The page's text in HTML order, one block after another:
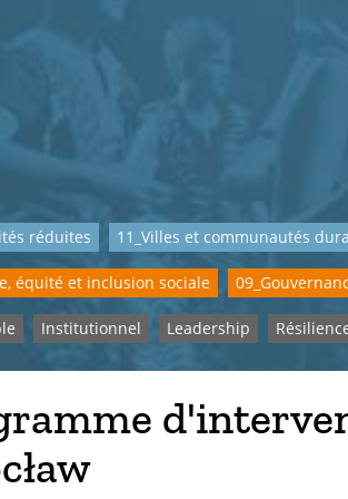
réduites 11_Villes et communautés
équité et inclusion sociale
Institutionnel Leadership